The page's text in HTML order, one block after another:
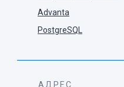
Advanta
PostgreSQL
АДРЕС